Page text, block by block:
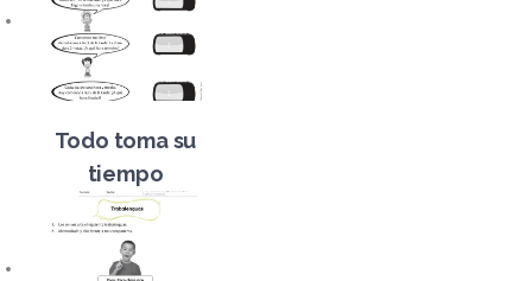
Todo toma su
tiempo